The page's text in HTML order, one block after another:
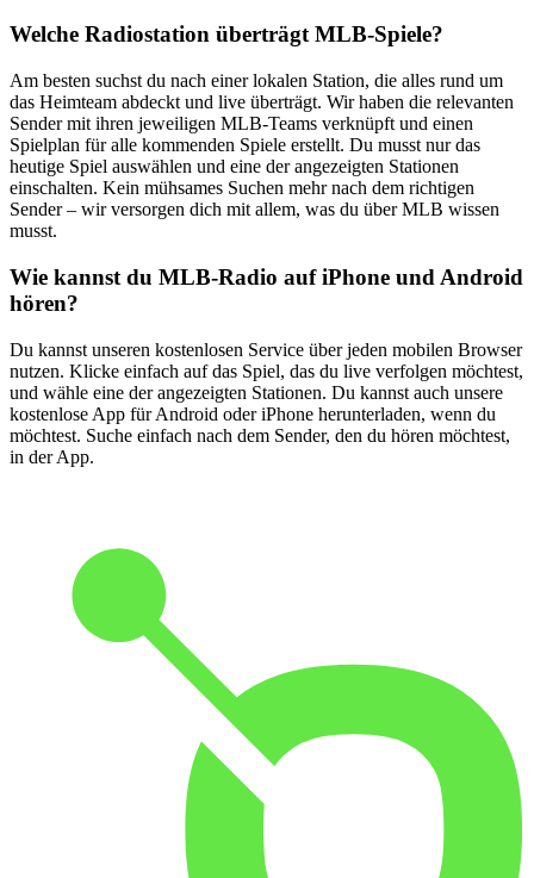
Welche Radiostation überträgt MLB-Spiele?
Am besten suchst du nach einer lokalen Station, die alles rund um
das Heimteam abdeckt und live überträgt. Wir haben die relevanten
Sender mit ihren jeweiligen MLB-Teams verknüpft und einen
Spielplan für alle kommenden Spiele erstellt. Du musst nur das
heutige Spiel auswählen und eine der angezeigten Stationen
einschalten. Kein mühsames Suchen mehr nach dem richtigen
Sender – wir versorgen dich mit allem, was du über MLB wissen
musst.
Wie kannst du MLB-Radio auf iPhone und Android
hören?
Du kannst unseren kostenlosen Service über jeden mobilen Browser
nutzen. Klicke einfach auf das Spiel, das du live verfolgen möchtest,
und wähle eine der angezeigten Stationen. Du kannst auch unsere
kostenlose App für Android oder iPhone herunterladen, wenn du
möchtest. Suche einfach nach dem Sender, den du hören möchtest,
in der App.